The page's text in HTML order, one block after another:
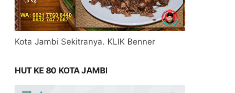
Kota Jambi Sekitranya. KLIK Benner
HUT KE 80 KOTA JAMBI